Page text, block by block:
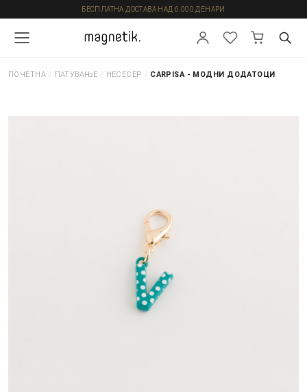
БЕСПЛАТНА ДОСТАВА НАД 6.000 ДЕНАРИ
ПОЧЕТНА / ПАТУВАЊЕ / НЕСЕСЕР / CARPISA - МОДНИ ДОДАТОЦИ